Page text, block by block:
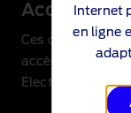
Internet
en ligne
Accès
Ces conditions
accèdent au
Electroverse en